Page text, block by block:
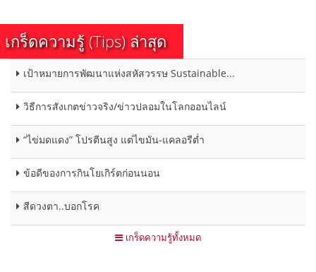
กร็ดความรู้ (Tips) ล่าสุด
เป้าหมายการพัฒนาแห่งสหัสวรรษ Sustainable...
วิธีการสังเกตข่าวจริง/ข่าวปลอมในโลกออนไลน์
“ไข่มดแดง” โปรตีนสูง แต่ไขมัน-แคลอรีต่ำ
ข้อดีของการกินโยเกิร์ตก่อนนอน
สีดวงตา..บอกโรค
เกร็ดความรู้ทั้งหมด